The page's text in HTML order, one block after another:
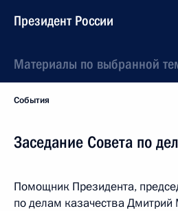
Президент России
Материалы по выбранной
События
Заседание Совета по
Помощник Президента,
по делам казачества